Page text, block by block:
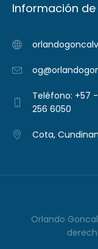
Información
Teléfono: +57 - 601 757
256 6050
Cota,
Orlando